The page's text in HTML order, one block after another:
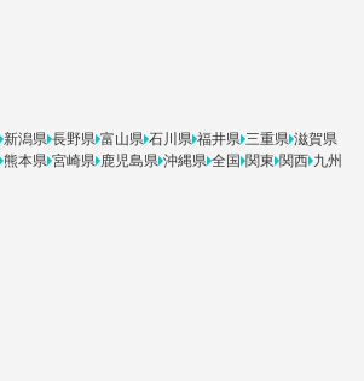
新潟県 長野県 富山県 石川県 福井県 三重県 滋賀県
熊本県 宮崎県 鹿児島県 沖縄県 全国 関東 関西 九州